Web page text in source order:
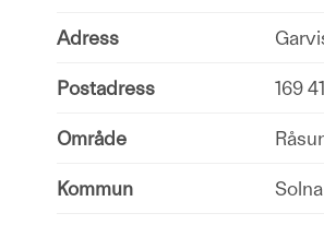
Adress
Postadress 169
Område
Kommun Solna